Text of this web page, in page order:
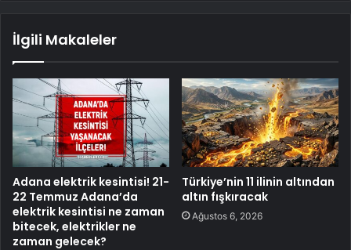
İlgili Makaleler
Adana elektrik kesintisi! 21-
22 Temmuz Adana’da
elektrik kesintisi ne zaman
bitecek, elektrikler ne
zaman gelecek?
Türkiye’nin 11 ilinin altından
altın fışkıracak
Ağustos 6, 2026